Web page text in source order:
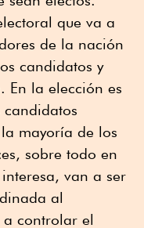
que va a
de la nación
candidatos y
En la elección es
mayoría de los
sobre todo en
van a ser
al
controlar el